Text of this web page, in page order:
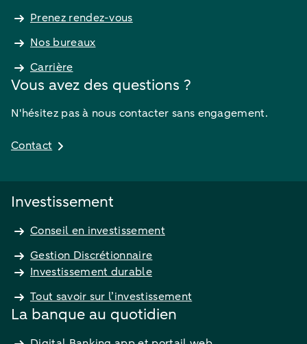
Prenez rendez-vous
Nos bureaux
Carrière
Vous avez des questions ?
N'hésitez pas à nous contacter sans engagement.
Contact
Investissement
Conseil en investissement
Gestion Discrétionnaire
Investissement durable
Tout savoir sur l’investissement
La banque au quotidien